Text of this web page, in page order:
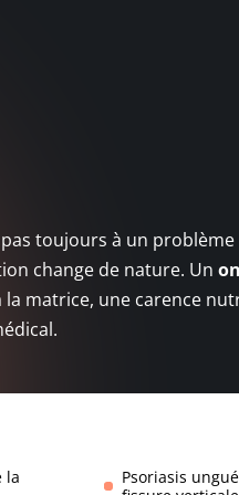
toujours à un
change de nature. Un
matrice, une carence
la
Psoriasis